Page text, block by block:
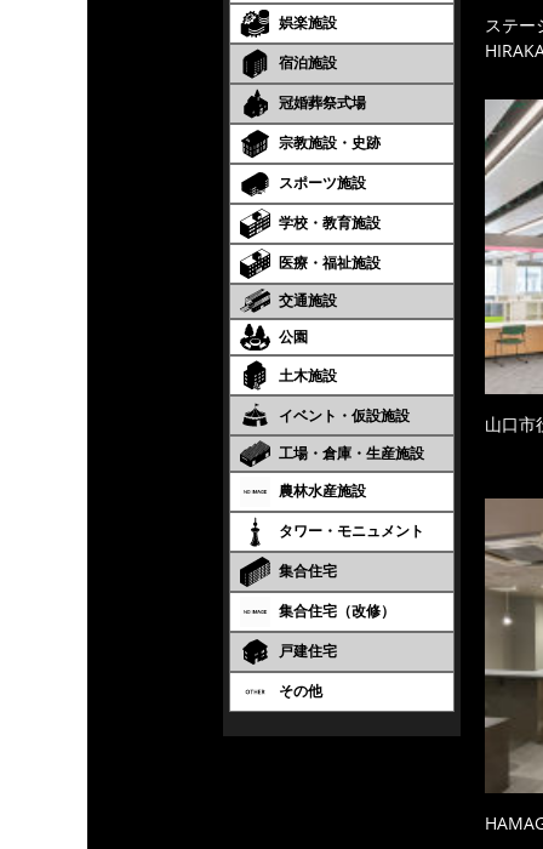
娯楽施設
宿泊施設
冠婚葬祭式場
宗教施設・史跡
スポーツ施設
学校・教育施設
医療・福祉施設
交通施設
公園
土木施設
イベント・仮設施設
工場・倉庫・生産施設
農林水産施設
タワー・モニュメント
集合住宅
集合住宅（改修）
戸建住宅
その他
ステー
山口市